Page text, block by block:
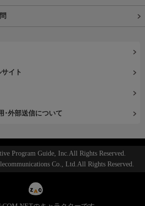
イト
･外部送信について
Program Guide, Inc.All Rights Reserved.
Co., Ltd.All Rights Reserved.